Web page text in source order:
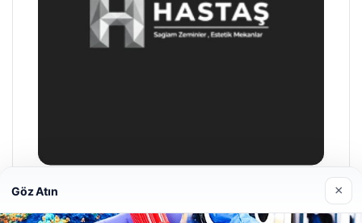
Hastaş Beton
26/05/2026
Göz Atın ×